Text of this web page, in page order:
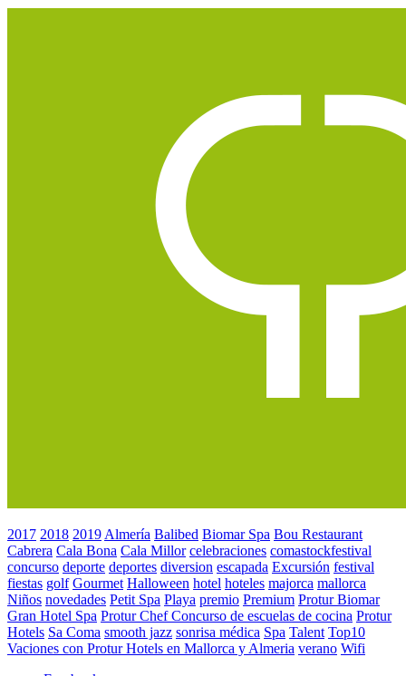
2017 2018 2019 Almería Balibed Biomar Spa Bou Restaurant
Cabrera Cala Bona Cala Millor celebraciones comastockfestival
concurso deporte deportes diversion escapada Excursión festival
fiestas golf Gourmet Halloween hotel hoteles majorca mallorca
Niños novedades Petit Spa Playa premio Premium Protur Biomar
Gran Hotel Spa Protur Chef Concurso de escuelas de cocina Protur
Hotels Sa Coma smooth jazz sonrisa médica Spa Talent Top10
Vaciones con Protur Hotels en Mallorca y Almeria verano Wifi